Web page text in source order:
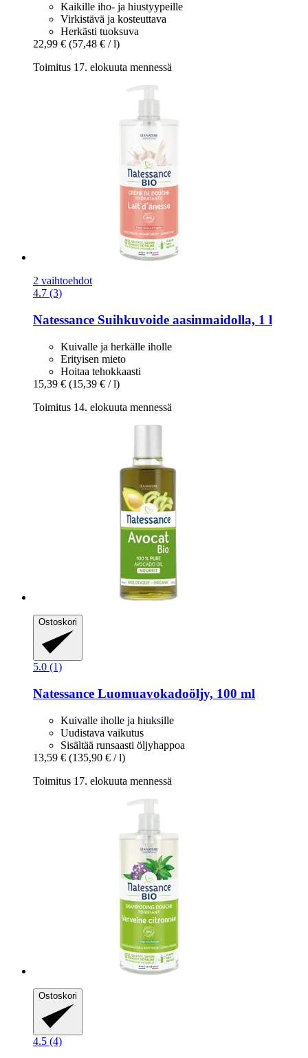
Kaikille iho- ja hiustyypeille
Virkistävä ja kosteuttava
Herkästi tuoksuva
22,99 € (57,48 € / l)
Toimitus 17. elokuuta mennessä
2 vaihtoehdot
4.7 (3)
Natessance Suihkuvoide aasinmaidolla, 1 l
Kuivalle ja herkälle iholle
Erityisen mieto
Hoitaa tehokkaasti
15,39 € (15,39 € / l)
Toimitus 14. elokuuta mennessä
Ostoskori
5.0 (1)
Natessance Luomuavokadoöljy, 100 ml
Kuivalle iholle ja hiuksille
Uudistava vaikutus
Sisältää runsaasti öljyhappoa
13,59 € (135,90 € / l)
Toimitus 17. elokuuta mennessä
Ostoskori
4.5 (4)